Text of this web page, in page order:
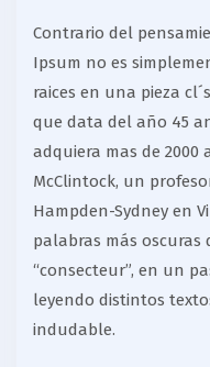
Contrario del
Ipsum no es
raices en una pieza
que data del año 45
adquiera mas de 2000
McClintock, un
Hampden-Sydney en
palabras más
“consecteur”, en un
leyendo distintos
indudable.